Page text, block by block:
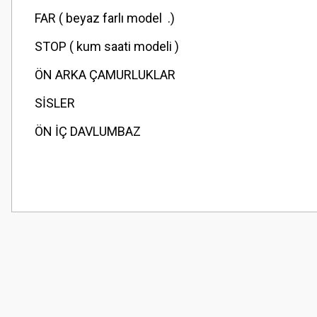
FAR ( beyaz farlı model .)
STOP ( kum saati modeli )
ÖN ARKA ÇAMURLUKLAR
SİSLER
ÖN İÇ DAVLUMBAZ
Görüş ve önerileriniz için teşekkür ederiz.